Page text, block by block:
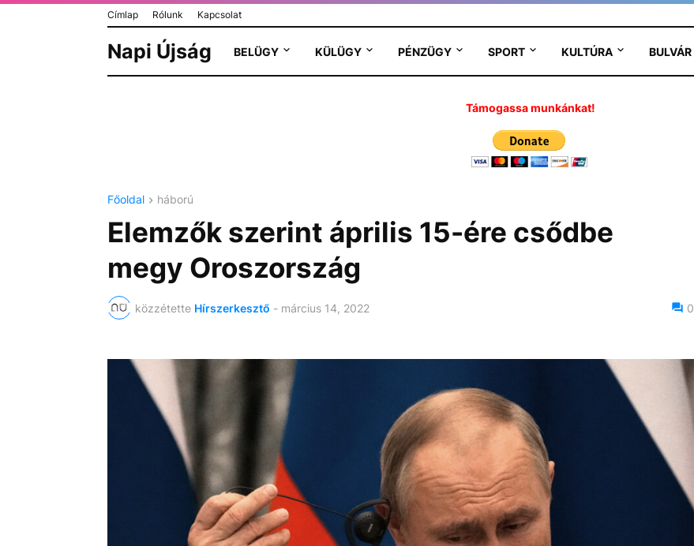
Címlap Rólunk Kapcsolat
Napi Újság BELÜGY KÜLÜGY PÉNZÜGY SPORT KULTÚRA BULVÁR
Támogassa munkánkat!
Főoldal háború
Elemzők szerint április 15-ére csődbe
megy Oroszország
közzétette Hírszerkesztő - március 14, 2022 0